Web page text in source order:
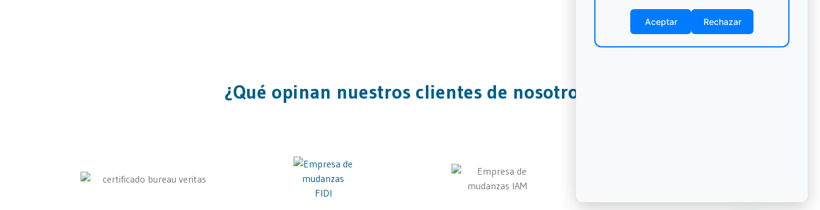
¿Qué opinan nuestros clientes de nosotros?
Aceptar Rechazar